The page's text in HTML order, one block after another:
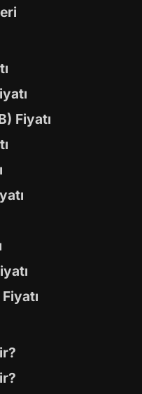
Fiyatı